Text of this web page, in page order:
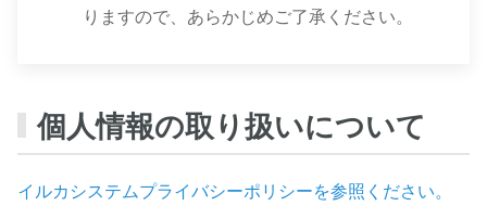
りますので、あらかじめご了承ください。
個人情報の取り扱いについて
イルカシステムプライバシーポリシーを参照ください。